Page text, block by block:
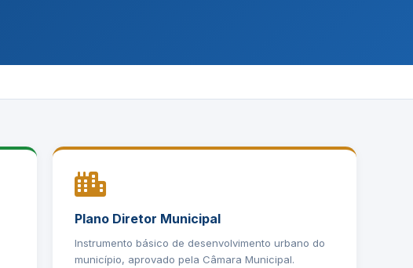
Plano Diretor Municipal
Instrumento básico de desenvolvimento urbano do
município, aprovado pela Câmara Municipal.